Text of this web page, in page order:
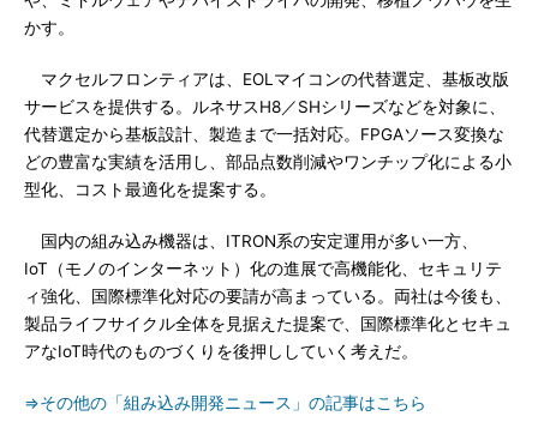
かす。
マクセルフロンティアは、EOLマイコンの代替選定、基板改版
サービスを提供する。ルネサスH8／SHシリーズなどを対象に、
代替選定から基板設計、製造まで一括対応。FPGAソース変換な
どの豊富な実績を活用し、部品点数削減やワンチップ化による小
型化、コスト最適化を提案する。
国内の組み込み機器は、ITRON系の安定運用が多い一方、
IoT（モノのインターネット）化の進展で高機能化、セキュリテ
ィ強化、国際標準化対応の要請が高まっている。両社は今後も、
製品ライフサイクル全体を見据えた提案で、国際標準化とセキュ
アなIoT時代のものづくりを後押ししていく考えだ。
⇒その他の「組み込み開発ニュース」の記事はこちら